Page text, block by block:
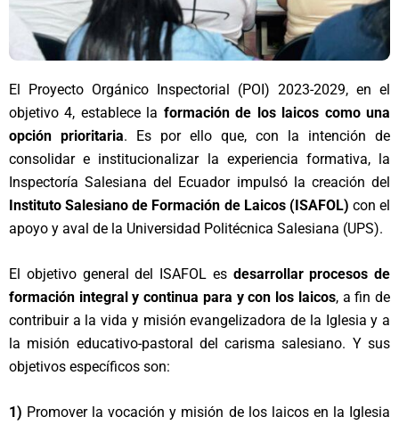
El Proyecto Orgánico Inspectorial (POI) 2023-2029, en el
objetivo 4, establece la formación de los laicos como una
opción prioritaria. Es por ello que, con la intención de
consolidar e institucionalizar la experiencia formativa, la
Inspectoría Salesiana del Ecuador impulsó la creación del
Instituto Salesiano de Formación de Laicos (ISAFOL) con el
apoyo y aval de la Universidad Politécnica Salesiana (UPS).
El objetivo general del ISAFOL es desarrollar procesos de
formación integral y continua para y con los laicos, a fin de
contribuir a la vida y misión evangelizadora de la Iglesia y a
la misión educativo-pastoral del carisma salesiano. Y sus
objetivos específicos son:
1) Promover la vocación y misión de los laicos en la Iglesia